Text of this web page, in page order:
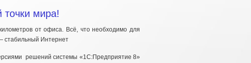
мира!
от офиса. Всё, что необходимо для
стабильный Интернет
решений системы «1С:Предприятие 8»